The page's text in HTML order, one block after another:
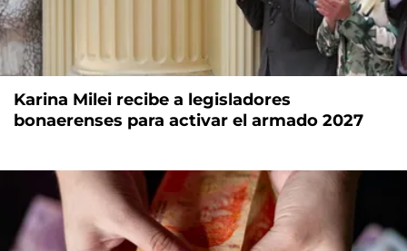
Karina Milei recibe a legisladores
bonaerenses para activar el armado 2027